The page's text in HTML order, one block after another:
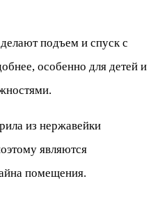
подъем и спуск с
особенно для детей и
из нержавейки
являются
помещения.